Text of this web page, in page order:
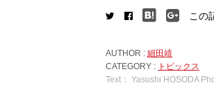
この
AUTHOR : 細田靖
CATEGORY : トピックス
Text： Yasushi HOSODA